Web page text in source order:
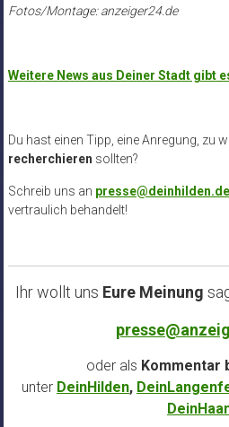
Fotos/Montage: anzeiger24.de
Weitere News aus Deiner Stadt gibt
Du hast einen Tipp, eine Anregung, zu
recherchieren sollten?
Schreib uns an presse@deinhilden.de
vertraulich behandelt!
Ihr wollt uns Eure Meinung
oder als Kommentar
unter DeinHilden,